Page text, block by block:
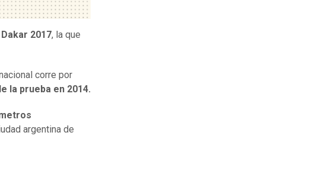
Dakar 2017, la que
corre por
la prueba en 2014.
argentina de